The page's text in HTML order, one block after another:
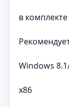
в комплекте
Windows
x86